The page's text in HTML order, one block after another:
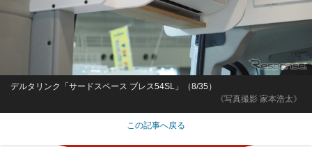
《写真撮影 家本浩太》
デルタリンク「サードスペース ブレス54SL」（8/35）
この記事へ戻る